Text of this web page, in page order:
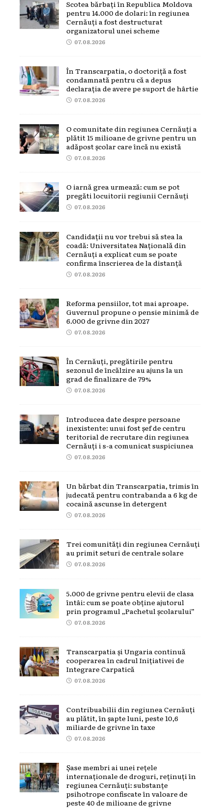
Scotea bărbați în Republica Moldova
pentru 14.000 de dolari: în regiunea
Cernăuți a fost destructurat
organizatorul unei scheme
07.08.2026
În Transcarpatia, o doctoriță a fost
condamnată pentru că a depus
declarația de avere pe suport de hârtie
07.08.2026
O comunitate din regiunea Cernăuți a
plătit 15 milioane de grivne pentru un
adăpost școlar care încă nu există
07.08.2026
O iarnă grea urmează: cum se pot
pregăti locuitorii regiunii Cernăuți
07.08.2026
Candidații nu vor trebui să stea la
coadă: Universitatea Națională din
Cernăuți a explicat cum se poate
confirma înscrierea de la distanță
07.08.2026
Reforma pensiilor, tot mai aproape.
Guvernul propune o pensie minimă de
6.000 de grivne din 2027
07.08.2026
În Cernăuți, pregătirile pentru
sezonul de încălzire au ajuns la un
grad de finalizare de 79%
07.08.2026
Introducea date despre persoane
inexistente: unui fost șef de centru
teritorial de recrutare din regiunea
Cernăuți i s-a comunicat suspiciunea
07.08.2026
Un bărbat din Transcarpatia, trimis în
judecată pentru contrabanda a 6 kg de
cocaină ascunse în detergent
07.08.2026
Trei comunități din regiunea Cernăuți
au primit seturi de centrale solare
07.08.2026
5.000 de grivne pentru elevii de clasa
întâi: cum se poate obține ajutorul
prin programul „Pachetul școlarului”
07.08.2026
Transcarpatia și Ungaria continuă
cooperarea în cadrul Inițiativei de
Integrare Carpatică
07.08.2026
Contribuabilii din regiunea Cernăuți
au plătit, în șapte luni, peste 10,6
miliarde de grivne în taxe
07.08.2026
Șase membri ai unei rețele
internaționale de droguri, reținuți în
regiunea Cernăuți: substanțe
psihotrope confiscate în valoare de
peste 40 de milioane de grivne